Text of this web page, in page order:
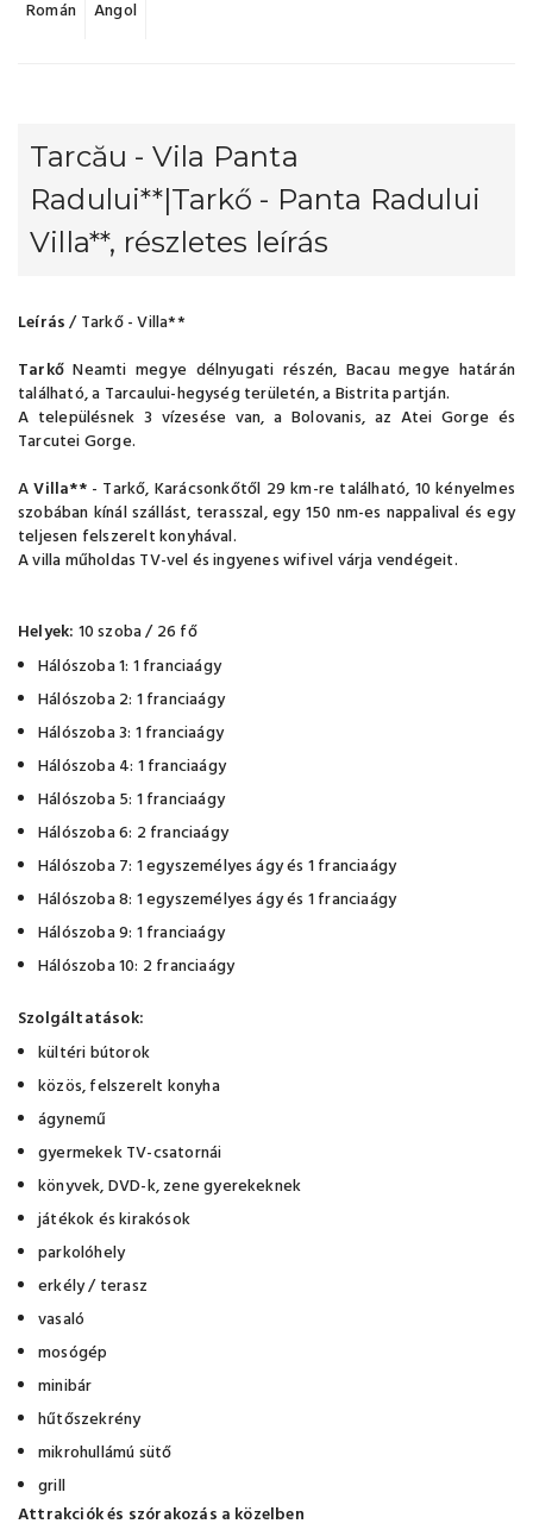
Román Angol
Tarcău - Vila Panta
Radului**|Tarkő - Panta Radului
Villa**, részletes leírás
Leírás/ Tarkő - Villa**
TarkőNeamti megye délnyugati részén, Bacau megye határán
található, a Tarcaului-hegység területén, a Bistrita partján.
A településnek 3 vízesése van, a Bolovanis, az Atei Gorge és
Tarcutei Gorge.
AVilla**- Tarkő, Karácsonkőtől 29 km-re található, 10 kényelmes
szobában kínál szállást, terasszal, egy 150 nm-es nappalival és egy
teljesen felszerelt konyhával.
A villa műholdas TV-vel és ingyenes wifivel várja vendégeit.
Helyek: 10 szoba / 26 fő
Hálószoba 1: 1 franciaágy
Hálószoba 2: 1 franciaágy
Hálószoba 3: 1 franciaágy
Hálószoba 4: 1 franciaágy
Hálószoba 5: 1 franciaágy
Hálószoba 6: 2 franciaágy
Hálószoba 7: 1 egyszemélyes ágy és 1 franciaágy
Hálószoba 8: 1 egyszemélyes ágy és 1 franciaágy
Hálószoba 9: 1 franciaágy
Hálószoba 10: 2 franciaágy
Szolgáltatások:
kültéri bútorok
közös, felszerelt konyha
ágynemű
gyermekek TV-csatornái
könyvek, DVD-k, zene gyerekeknek
játékok és kirakósok
parkolóhely
erkély / terasz
vasaló
mosógép
minibár
hűtőszekrény
mikrohullámú sütő
grill
Attrakciók és szórakozás a közelben